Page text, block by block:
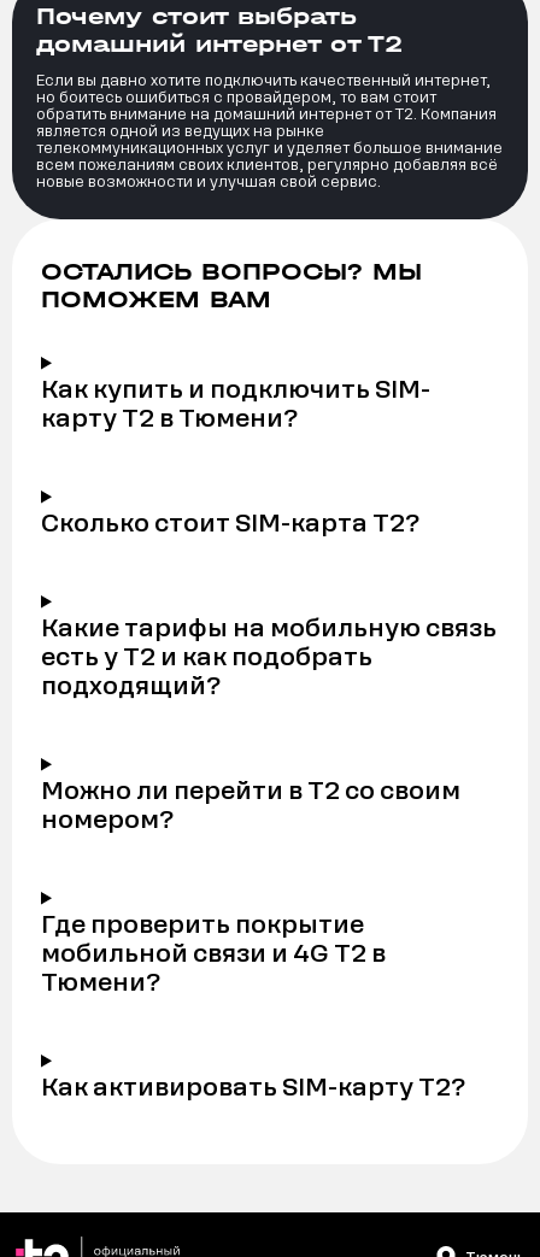
Почему стоит выбрать
домашний интернет от Т2
Если вы давно хотите подключить качественный интернет,
но боитесь ошибиться с провайдером, то вам стоит
обратить внимание на домашний интернет от Т2. Компания
является одной из ведущих на рынке
телекоммуникационных услуг и уделяет большое внимание
всем пожеланиям своих клиентов, регулярно добавляя всё
новые возможности и улучшая свой сервис.
ОСТАЛИСЬ ВОПРОСЫ? МЫ
ПОМОЖЕМ ВАМ
Как купить и подключить SIM-
карту Т2 в Тюмени?
Сколько стоит SIM-карта Т2?
Какие тарифы на мобильную связь
есть у Т2 и как подобрать
подходящий?
Можно ли перейти в Т2 со своим
номером?
Где проверить покрытие
мобильной связи и 4G Т2 в
Тюмени?
Как активировать SIM-карту Т2?